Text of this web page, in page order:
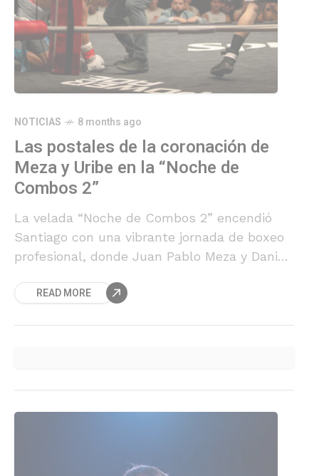
NOTICIAS 8 months ago
Las postales de la coronación de
Meza y Uribe en la “Noche de
Combos 2”
La velada “Noche de Combos 2” encendió
Santiago con una vibrante jornada de boxeo
profesional, donde Juan Pablo Meza y Daniel
nacionales. A continuación, te presentamos
READ MORE